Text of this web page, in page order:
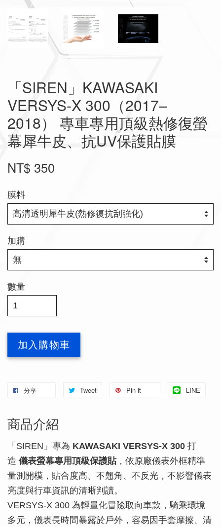
「SIREN」KAWASAKI
VERSYS-X 300（2017–
2018） 專車專用頂級熱修復螢
幕犀牛皮、抗UV保護貼膜
NT$ 350
膜料
加購
數量
加入購物車
分享 Tweet Pin it LINE
商品介紹
「SIREN」專為 KAWASAKI VERSYS-X 300 打
造 儀表螢幕專用頂級保護貼，依原廠儀表外框精準
量測開模，貼合度高、不翹角、不反光，不影響儀表
亮度與行車資訊的清晰判讀。
VERSYS-X 300 為輕量化冒險取向車款，騎乘環境
多元，儀表長時間暴露於戶外，容易因手套摩擦、清